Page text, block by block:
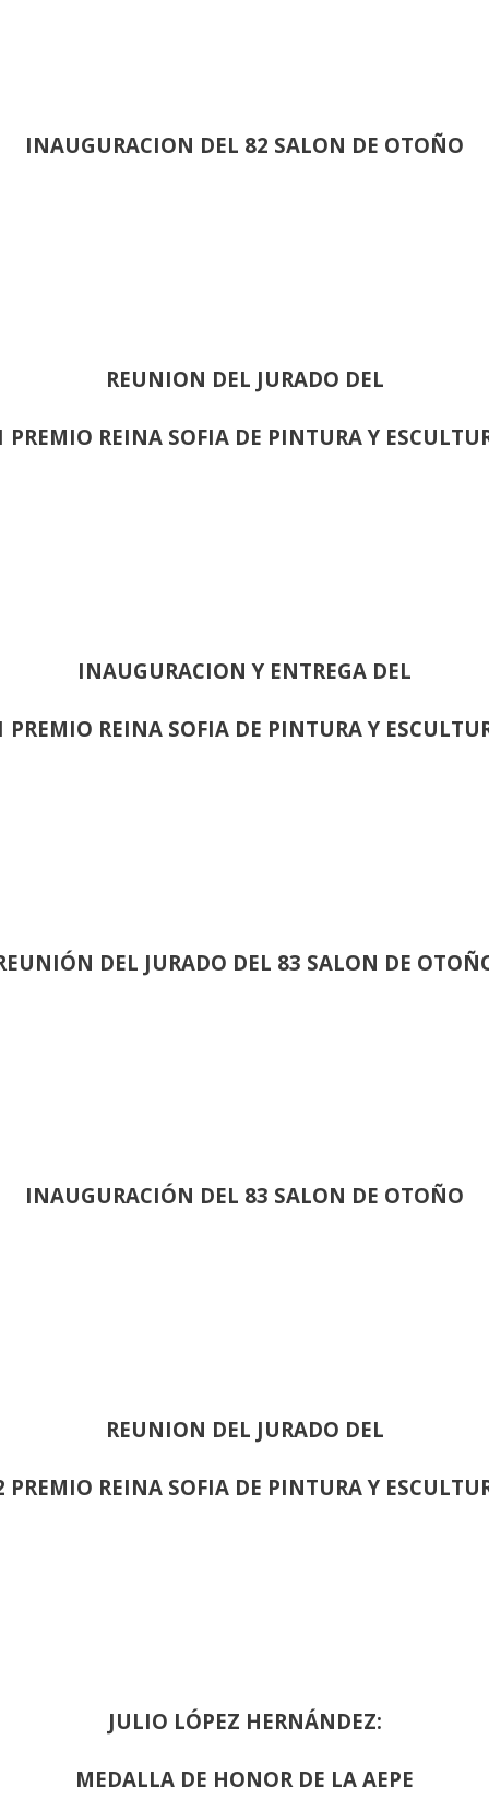
INAUGURACION DEL 82 SALON DE OTOÑO
REUNION DEL JURADO DEL
PREMIO REINA SOFIA DE PINTURA Y
INAUGURACION Y ENTREGA DEL
PREMIO REINA SOFIA DE PINTURA Y
DEL JURADO DEL 83 SALON DE
INAUGURACIÓN DEL 83 SALON DE OTOÑO
REUNION DEL JURADO DEL
PREMIO REINA SOFIA DE PINTURA Y
JULIO LÓPEZ HERNÁNDEZ:
MEDALLA DE HONOR DE LA AEPE